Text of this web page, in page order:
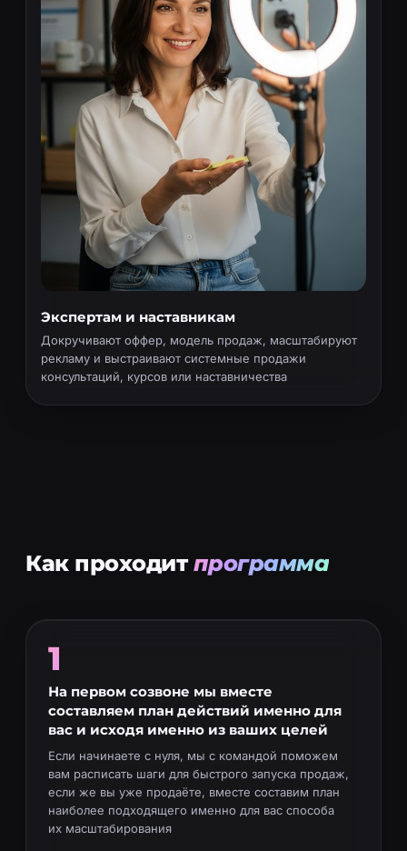
Экспертам и наставникам
Докручивают оффер, модель продаж, масштабируют
рекламу и выстраивают системные продажи
консультаций, курсов или наставничества
Как проходитпрограмма
1
На первом созвоне мы вместе
составляем план действий именно для
вас и исходя именно из ваших целей
Если начинаете с нуля, мы с командой поможем
вам расписать шаги для быстрого запуска продаж,
если же вы уже продаёте, вместе составим план
наиболее подходящего именно для вас способа
их масштабирования